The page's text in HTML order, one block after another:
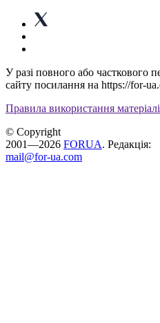
У разі повного або часткового
сайту посилання на https://for-
Правила використання
© Copyright
2001—2026 FORUA. Редакція:
mail@for-ua.com